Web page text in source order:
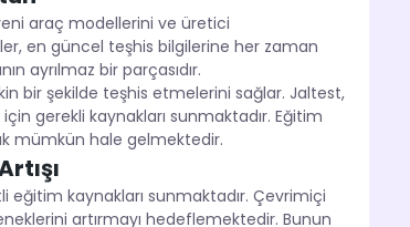
araç modellerini ve üretici
en güncel teşhis bilgilerine her zaman
ayrılmaz bir parçasıdır.
bir şekilde teşhis etmelerini sağlar. Jaltest,
gerekli kaynakları sunmaktadır. Eğitim
mümkün hale gelmektedir.
eğitim kaynakları sunmaktadır. Çevrimiçi
artırmayı hedeflemektedir. Bunun